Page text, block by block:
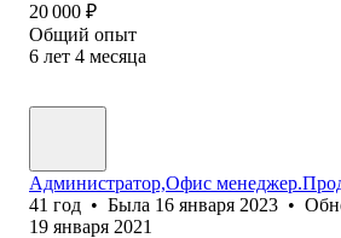
20 000 ₽
Общий опыт
6 лет 4 месяца
Администратор,Офис
41 год • Была 16 января 2023 •
19 января 2021